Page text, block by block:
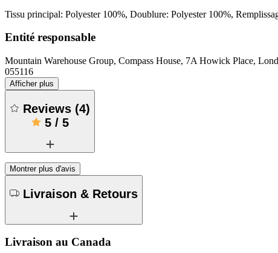
Tissu principal: Polyester 100%, Doublure: Polyester 100%,
Entité responsable
Mountain Warehouse Group, Compass House, 7A Howick Place,
055116
Afficher plus
Reviews (4)
5/ 5
Montrer plus d'avis
Livraison & Retours
Livraison au Canada